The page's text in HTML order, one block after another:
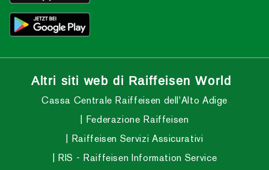
Altri siti web di Raiffeisen World
Cassa Centrale Raiffeisen dell'Alto Adige
Federazione Raiffeisen
Raiffeisen Servizi Assicurativi
RIS - Raiffeisen Information Service